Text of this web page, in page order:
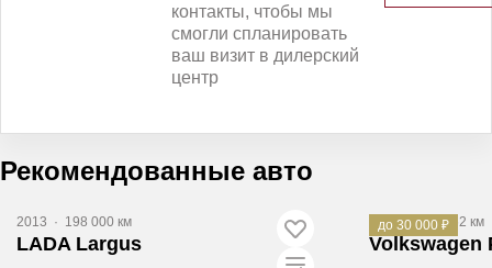
контакты, чтобы мы
смогли спланировать
ваш визит в дилерский
центр
Рекомендованные авто
2013 · 198 000 км
LADA Largus
до 30 000 ₽
2017· 163 862 км
Volkswagen